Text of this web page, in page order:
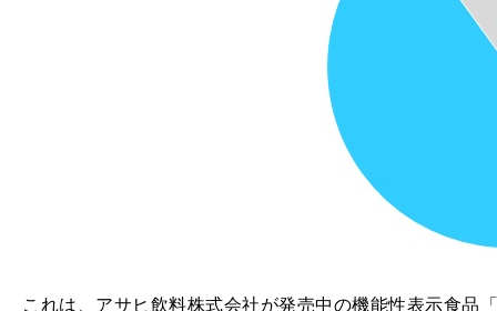
これは、アサヒ飲料株式会社が発売中の機能性表示食品